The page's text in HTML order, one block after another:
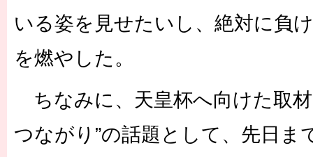
いる姿を見せたいし、絶対に負
を燃やした。
ちなみに、天皇杯へ向けた取
つながり”の話題として、先日ま